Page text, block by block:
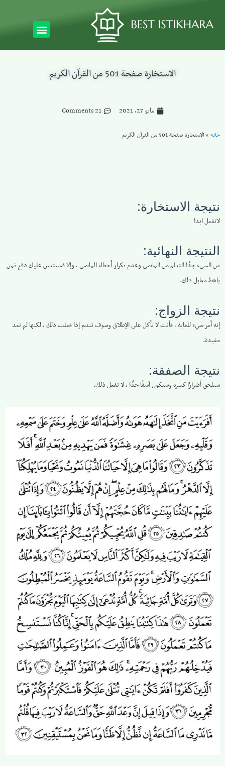
الاستخارة صفحة 501 من القرآن الكريم
مايو 27, 2021 21 Comments
خانه » الاستخارة صفحة 501 من القرآن الكريم
نتيجة الاستخارة:
لاتفعل ابدا
النتيجة النهائية:
من السيء جدًا التعلم من الماضي وعدم تكرار أخطاء الماضي ، وإلا فسيتعين عليك دفع ثمن
باهظ مقابل ذلك.
نتيجة الزواج:
إنه أمر سيء للغاية ، فأنت لا تأكل على الإطلاق وسوف تندم إذا فعلت ذلك ، لكنها لم تعد
مفيدة.
نتيجة الصفقة:
ستلحق أضرارًا كبيرة وستكون آسفًا جدًا ، لا تفعل ذلك.